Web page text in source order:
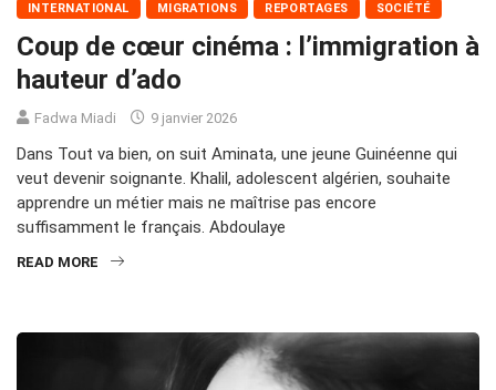
INTERNATIONAL MIGRATIONS REPORTAGES SOCIÉTÉ
Coup de cœur cinéma : l’immigration à
hauteur d’ado
Fadwa Miadi 9 janvier 2026
Dans Tout va bien, on suit Aminata, une jeune Guinéenne qui
veut devenir soignante. Khalil, adolescent algérien, souhaite
apprendre un métier mais ne maîtrise pas encore
suffisamment le français. Abdoulaye
READ MORE